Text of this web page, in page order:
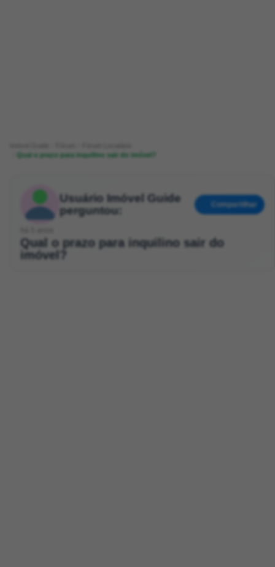
Qual o prazo para inquilino sair do imóvel?
Usuário Imóvel Guide
perguntou:
Compartilhar
Qual o prazo para inquilino sair do
imóvel?